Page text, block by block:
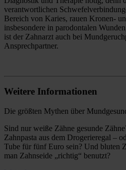
verantwortlichen
Bereich von Karies, rauen Kronen-
insbesondere in parodontalen
ist der Zahnarzt auch bei
Ansprechpartner.
Weitere Informationen
Die größten Mythen über
Sind nur weiße Zähne gesunde
Zahnpasta aus dem Drogerieregal –
Tube für fünf Euro sein? Und bluten
man Zahnseide „richtig“ benutzt?